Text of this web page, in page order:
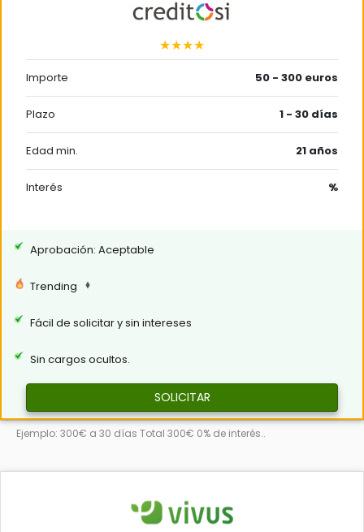
★★★★
Importe 50 - 300 euros
Plazo 1 - 30 días
Edad min. 21 años
Interés %
Aprobación: Aceptable
Trending
Fácil de solicitar y sin intereses
Sin cargos ocultos.
SOLICITAR
Ejemplo: 300€ a 30 días Total 300€ 0% de interés..